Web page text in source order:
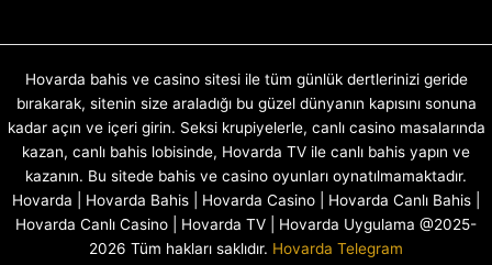
Hovarda bahis ve casino sitesi ile tüm günlük dertlerinizi geride
bırakarak, sitenin size araladığı bu güzel dünyanın kapısını sonuna
kadar açın ve içeri girin. Seksi krupiyelerle, canlı casino masalarında
kazan, canlı bahis lobisinde, Hovarda TV ile canlı bahis yapın ve
kazanın. Bu sitede bahis ve casino oyunları oynatılmamaktadır.
Hovarda | Hovarda Bahis | Hovarda Casino | Hovarda Canlı Bahis |
Hovarda Canlı Casino | Hovarda TV | Hovarda Uygulama @2025-
2026 Tüm hakları saklıdır. Hovarda Telegram